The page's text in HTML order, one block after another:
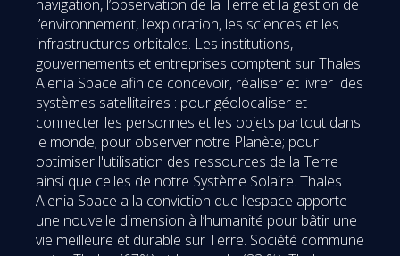
navigation, l’observation de la Terre et la gestion de
l’environnement, l’exploration, les sciences et les
infrastructures orbitales. Les institutions,
gouvernements et entreprises comptent sur Thales
Alenia Space afin de concevoir, réaliser et livrer des
systèmes satellitaires : pour géolocaliser et
connecter les personnes et les objets partout dans
le monde; pour observer notre Planète; pour
optimiser l'utilisation des ressources de la Terre
ainsi que celles de notre Système Solaire. Thales
Alenia Space a la conviction que l’espace apporte
une nouvelle dimension à l’humanité pour bâtir une
vie meilleure et durable sur Terre. Société commune